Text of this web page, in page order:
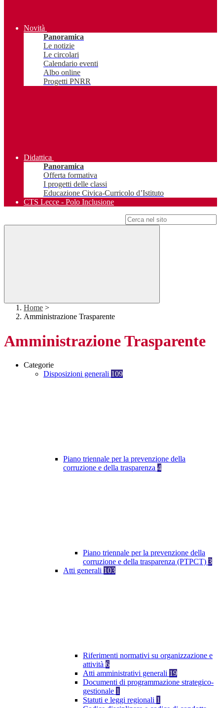
Novità
Panoramica
Le notizie
Le circolari
Calendario eventi
Albo online
Progetti PNRR
Didattica
Panoramica
Offerta formativa
I progetti delle classi
Educazione Civica-Curricolo d’Istituto
CTS Lecce - Polo Inclusione
Home >
Amministrazione Trasparente
Amministrazione Trasparente
Categorie
Disposizioni generali 109
Piano triennale per la prevenzione della
corruzione e della trasparenza 4
Piano triennale per la prevenzione della
corruzione e della trasparenza (PTPCT) 3
Atti generali 103
Riferimenti normativi su organizzazione e
attività 6
Atti amministrativi generali 19
Documenti di programmazione strategico-
gestionale 1
Statuti e leggi regionali 1